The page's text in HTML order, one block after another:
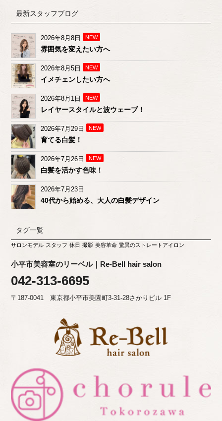
最新スタッフブログ
2026年8月8日 NEW
雰囲気を変えたい方へ
2026年8月5日 NEW
イメチェンしたい方へ
2026年8月1日 NEW
レイヤースタイルと波ウェーブ！
2026年7月29日 NEW
育てる白髪！
2026年7月26日 NEW
白髪を活かす色味！
2026年7月23日
40代から始める、大人の白髪デザイン
タグ一覧
サロンモデル スタッフ 休日 撮影 美容革命 驚異のストレートアイロン
小平市美容室のリーベル｜Re-Bell hair salon
042-313-6695
〒187-0041 東京都小平市美園町3-31-28さかりビル 1F